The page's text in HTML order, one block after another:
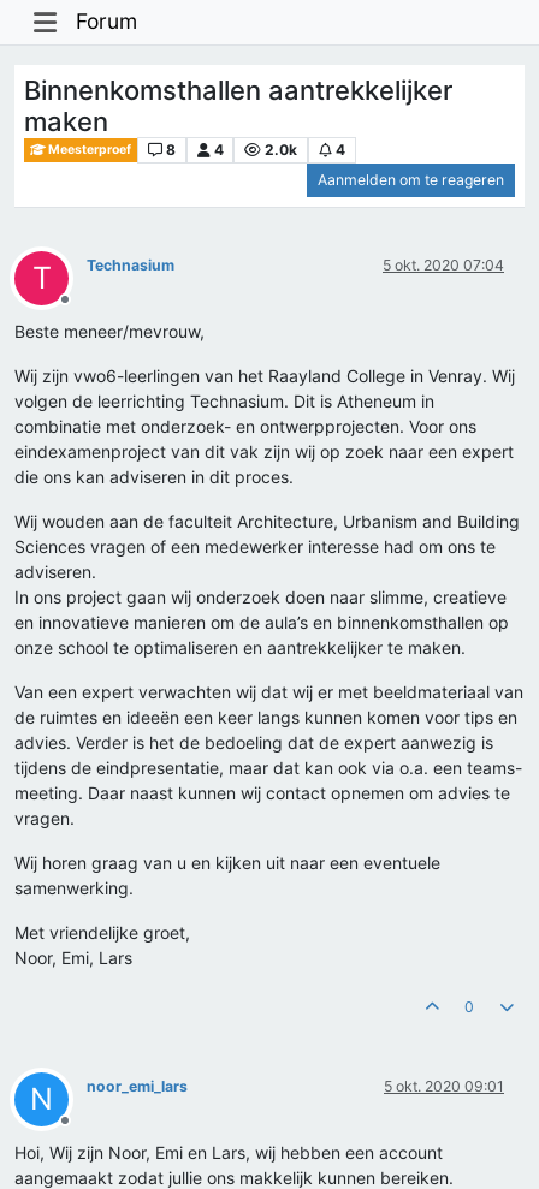
Forum
Binnenkomsthallen aantrekkelijker
maken
Meesterproef 8 4 2.0k
4
Aanmelden om te reageren
T
Offline
Technasium 5 okt. 2020 07:04
Beste meneer/mevrouw,
Wij zijn vwo6-leerlingen van het Raayland College in Venray. Wij
volgen de leerrichting Technasium. Dit is Atheneum in
combinatie met onderzoek- en ontwerpprojecten. Voor ons
eindexamenproject van dit vak zijn wij op zoek naar een expert
die ons kan adviseren in dit proces.
Wij wouden aan de faculteit Architecture, Urbanism and Building
Sciences vragen of een medewerker interesse had om ons te
adviseren.
In ons project gaan wij onderzoek doen naar slimme, creatieve
en innovatieve manieren om de aula’s en binnenkomsthallen op
onze school te optimaliseren en aantrekkelijker te maken.
Van een expert verwachten wij dat wij er met beeldmateriaal van
de ruimtes en ideeën een keer langs kunnen komen voor tips en
advies. Verder is het de bedoeling dat de expert aanwezig is
tijdens de eindpresentatie, maar dat kan ook via o.a. een teams-
meeting. Daar naast kunnen wij contact opnemen om advies te
vragen.
Wij horen graag van u en kijken uit naar een eventuele
samenwerking.
Met vriendelijke groet,
Noor, Emi, Lars
0
N
Offline
noor_emi_lars 5 okt. 2020 09:01
Hoi, Wij zijn Noor, Emi en Lars, wij hebben een account
aangemaakt zodat jullie ons makkelijk kunnen bereiken.